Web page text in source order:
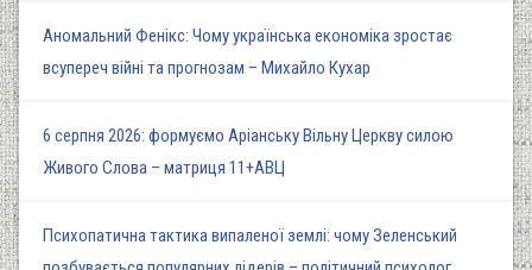
Аномальний Фенікс: Чому українська економіка зростає
всупереч війні та прогнозам – Михайло Кухар
6 серпня 2026: формуємо Аріанську Вільну Церкву силою
Живого Слова – матриця 11+АВЦ
Психопатична тактика випаленої землі: чому Зеленський